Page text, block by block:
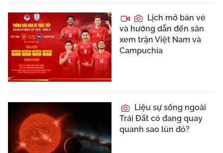
Lịch mở bán vé
và hướng dẫn đến sân
xem trận Việt Nam và
Campuchia
Liệu sự sống ngoài
Trái Đất có đang quay
quanh sao lùn đỏ?